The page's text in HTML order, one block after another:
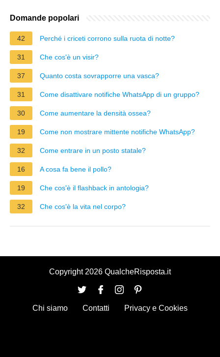
Domande popolari
42 Perché i criceti corrono sulla ruota di notte?
31 Che cos'è un visir?
37 Quanto costa sovrapporre una vasca?
31 Come disattivare notifiche WhatsApp di un gruppo?
30 Come aumentare la densità ossea?
19 Come non mostrare mittente notifiche WhatsApp?
32 Come entrare in un posto statale?
16 A cosa fa bene il pollo?
19 Che cos'è il flashback in antologia?
32 Che cos'è la vita nel corpo?
Copyright 2026 QualcheRisposta.it
Chi siamo Contatti Privacy e Cookies